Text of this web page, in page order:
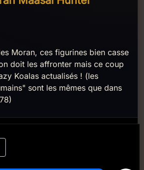
Moran, ces figurines bien casse
doit les affronter mais ce coup
Koalas actualisés ! (les
sont les mêmes que dans